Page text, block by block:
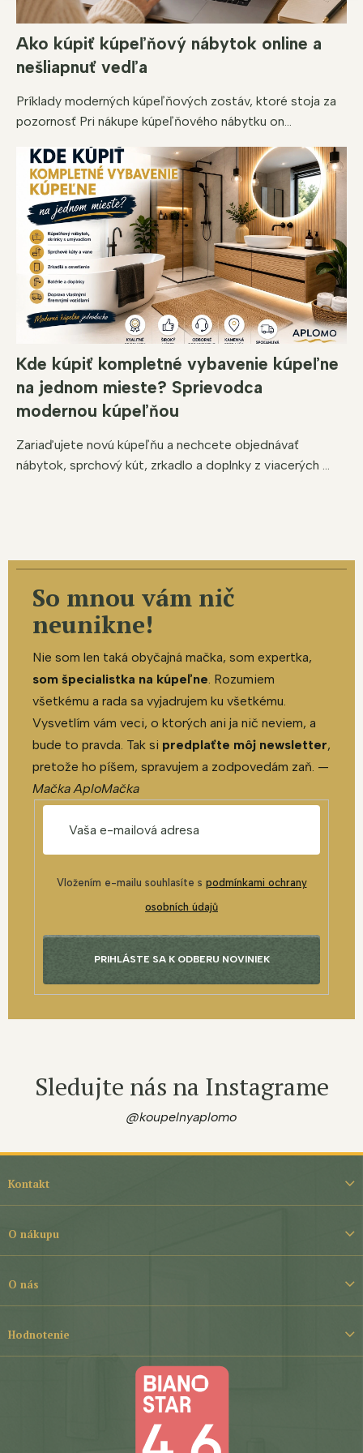
u
Ako kúpiť kúpeľňový nábytok online a
nešliapnuť vedľa
Príklady moderných kúpeľňových zostáv, ktoré stoja za
pozornosť Pri nákupe kúpeľňového nábytku on...
Kde kúpiť kompletné vybavenie kúpeľne
na jednom mieste? Sprievodca
modernou kúpeľňou
Zariaďujete novú kúpeľňu a nechcete objednávať
nábytok, sprchový kút, zrkadlo a doplnky z viacerých ...
So mnou vám nič
neunikne!
Nie som len taká obyčajná mačka, som expertka,
som špecialistka na kúpeľne. Rozumiem
všetkému a rada sa vyjadrujem ku všetkému.
Vysvetlím vám veci, o ktorých ani ja nič neviem, a
bude to pravda. Tak si predplaťte môj newsletter,
pretože ho píšem, spravujem a zodpovedám zaň. —
Mačka AploMačka
Vložením e-mailu souhlasíte s podmínkami ochrany
osobních údajů
PRIHLÁSTE SA K ODBERU NOVINIEK
Sledujte nás na Instagrame
@koupelnyaplomo
Z
i
Kontakt
O nákupu
O nás
Hodnotenie